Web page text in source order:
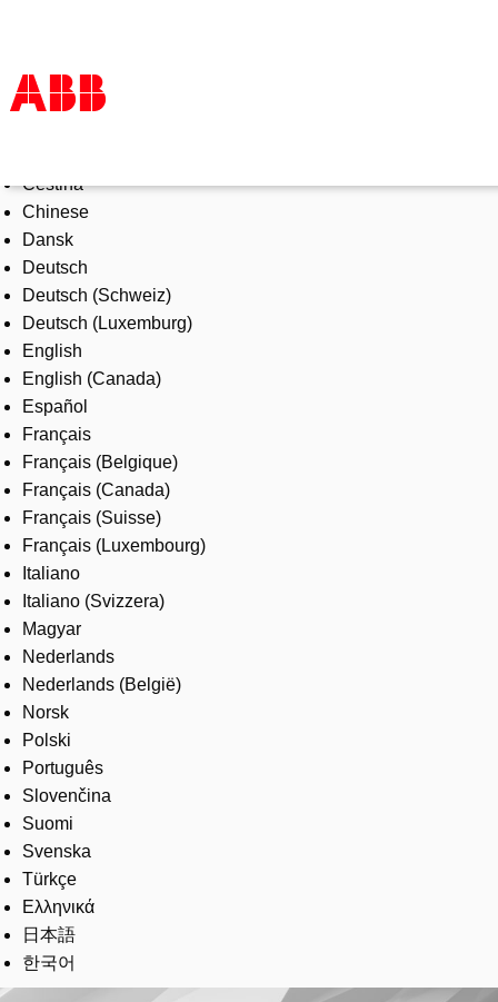
Products & Solutions
Industries
Services
About us
Where to buy
Contact us
Careers
Čeština
Chinese
Dansk
Deutsch
Deutsch (Schweiz)
Deutsch (Luxemburg)
English
English (Canada)
Español
Français
Français (Belgique)
Français (Canada)
Français (Suisse)
Français (Luxembourg)
Italiano
Italiano (Svizzera)
Magyar
Nederlands
Nederlands (België)
Norsk
Polski
Português
Slovenčina
Suomi
Svenska
Türkçe
Ελληνικά
日本語
한국어